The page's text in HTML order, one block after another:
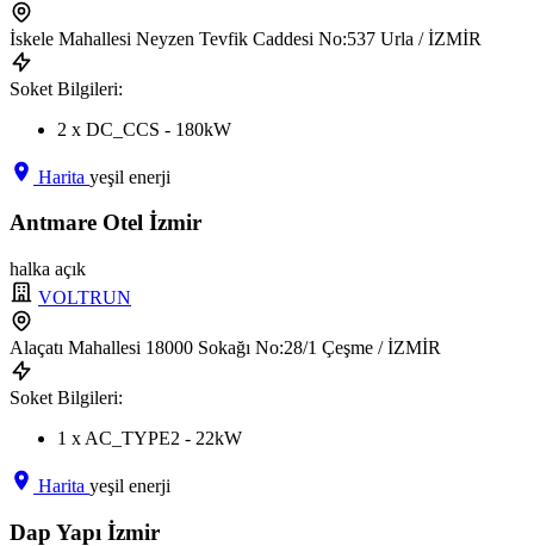
İskele Mahallesi Neyzen Tevfik Caddesi No:537 Urla / İZMİR
Soket Bilgileri:
2 x DC_CCS - 180kW
Harita yeşil enerji
Antmare Otel İzmir
halka açık
VOLTRUN
Alaçatı Mahallesi 18000 Sokağı No:28/1 Çeşme / İZMİR
Soket Bilgileri:
1 x AC_TYPE2 - 22kW
Harita yeşil enerji
Dap Yapı İzmir